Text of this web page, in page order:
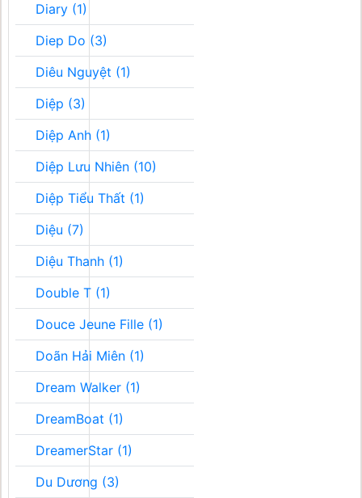
Diary (1)
Diep Do (3)
Diêu Nguyệt (1)
Diệp (3)
Diệp Anh (1)
Diệp Lưu Nhiên (10)
Diệp Tiểu Thất (1)
Diệu (7)
Diệu Thanh (1)
Double T (1)
Douce Jeune Fille (1)
Doãn Hải Miên (1)
Dream Walker (1)
DreamBoat (1)
DreamerStar (1)
Du Dương (3)